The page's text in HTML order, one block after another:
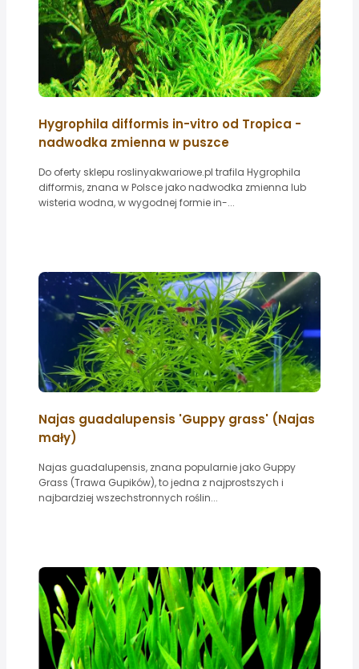
Hygrophila difformis in-vitro od Tropica -
nadwodka zmienna w puszce
Do oferty sklepu roslinyakwariowe.pl trafila Hygrophila
difformis, znana w Polsce jako nadwodka zmienna lub
wisteria wodna, w wygodnej formie in-...
Najas guadalupensis 'Guppy grass' (Najas
mały)
Najas guadalupensis, znana popularnie jako Guppy
Grass (Trawa Gupików), to jedna z najprostszych i
najbardziej wszechstronnych roślin...